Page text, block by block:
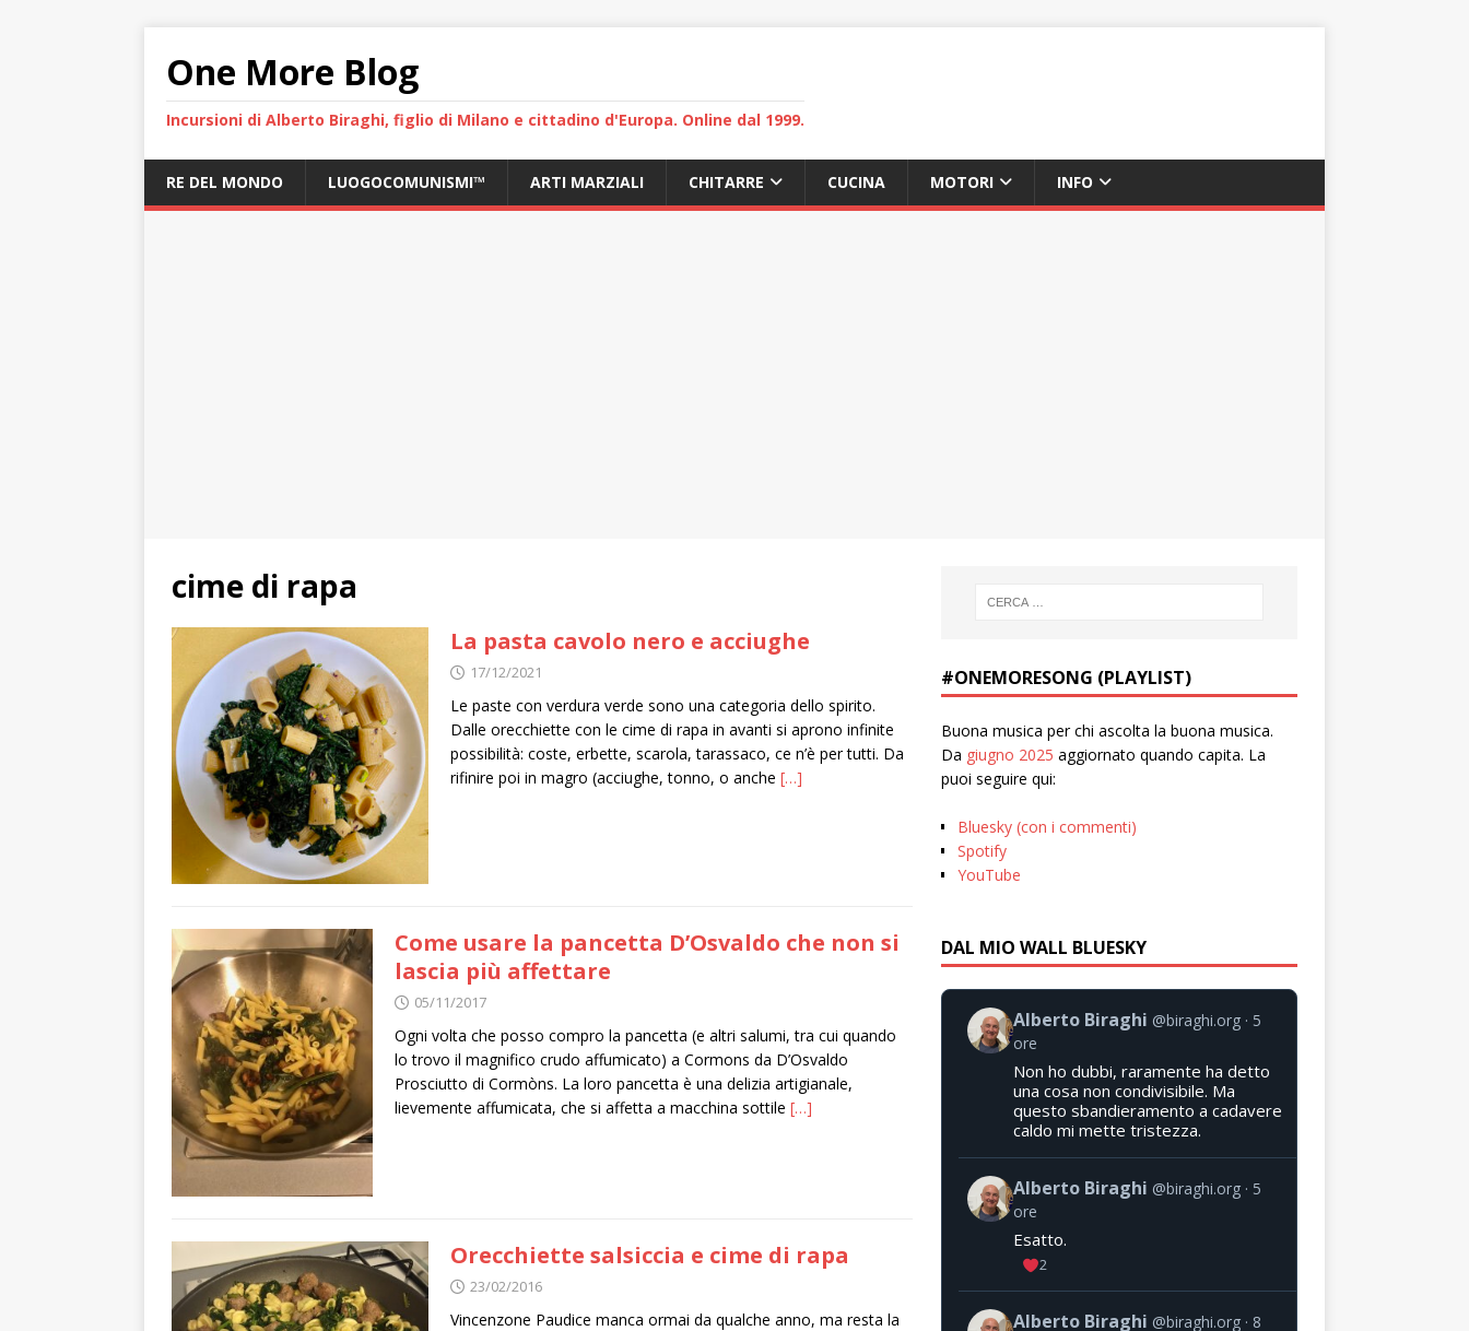
One More Blog
Incursioni di Alberto Biraghi, figlio di Milano e cittadino d'Europa. Online dal 1999.
RE DEL MONDO LUOGOCOMUNISMI™ ARTI MARZIALI CHITARRE CUCINA MOTORI INFO
cime di rapa
La pasta cavolo nero e acciughe
17/12/2021
Le paste con verdura verde sono una categoria dello spirito.
Dalle orecchiette con le cime di rapa in avanti si aprono infinite
possibilità: coste, erbette, scarola, tarassaco, ce n’è per tutti. Da
rifinire poi in magro (acciughe, tonno, o anche […]
Come usare la pancetta D’Osvaldo che non si
lascia più affettare
05/11/2017
Ogni volta che posso compro la pancetta (e altri salumi, tra cui quando
lo trovo il magnifico crudo affumicato) a Cormons da D’Osvaldo
Prosciutto di Cormòns. La loro pancetta è una delizia artigianale,
lievemente affumicata, che si affetta a macchina sottile […]
Orecchiette salsiccia e cime di rapa
23/02/2016
Vincenzone Paudice manca ormai da qualche anno, ma resta la
#ONEMORESONG (PLAYLIST)
Buona musica per chi ascolta la buona musica.
Da giugno 2025 aggiornato quando capita. La
puoi seguire qui:
Bluesky (con i commenti)
Spotify
YouTube
DAL MIO WALL BLUESKY
Alberto Biraghi @biraghi.org
5
ore
Non ho dubbi, raramente ha detto
una cosa non condivisibile. Ma
questo sbandieramento a cadavere
caldo mi mette tristezza.
Alberto Biraghi @biraghi.org
5
ore
Esatto.
2
Alberto Biraghi @biraghi.org
8